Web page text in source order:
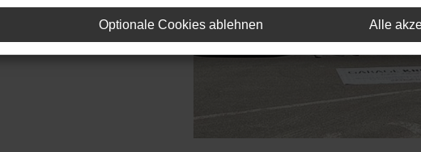
Optionale Cookies ablehnen Alle